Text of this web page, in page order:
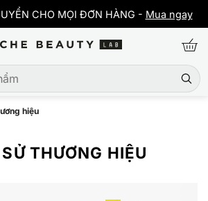
CHO MỌI ĐƠN HÀNG - Mua ngay
hiệu
THƯƠNG HIỆU